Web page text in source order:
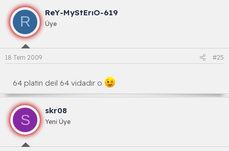
R
ReY-MyStErıO-619
Üye
18 Tem 2009 #25
64 platin deil 64 vidadır o
S
skr08
Yeni Üye